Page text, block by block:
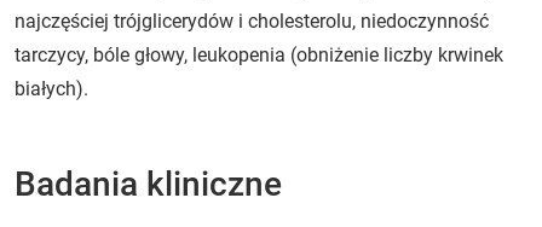
najczęściej trójglicerydów i cholesterolu, niedoczynność
tarczycy, bóle głowy, leukopenia (obniżenie liczby krwinek
białych).
Badania kliniczne